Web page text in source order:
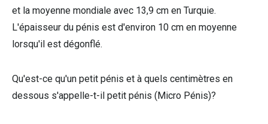
et la moyenne mondiale avec 13,9 cm en Turquie.
L'épaisseur du pénis est d'environ 10 cm en moyenne
lorsqu'il est dégonflé.
Qu'est-ce qu'un petit pénis et à quels centimètres en
dessous s'appelle-t-il petit pénis (Micro Pénis)?